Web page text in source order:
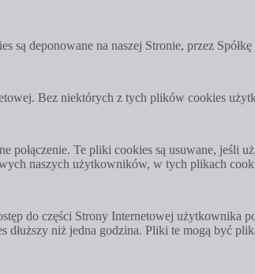
są deponowane na naszej Stronie, przez
Bez niektórych z tych plików cookies
Te pliki cookies są usuwane, jeśli
naszych użytkowników, w tych plikach
do części Strony Internetowej użytkownika
niż jedna godzina. Pliki te mogą być